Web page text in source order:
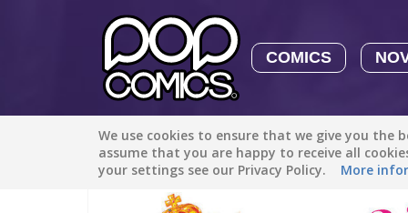
COMICS
We use cookies to ensure that we give you the
assume that you are happy to receive all
your settings see our Privacy Policy.
More
All stories / Romance / Liar Prince and Fake Girlfriend